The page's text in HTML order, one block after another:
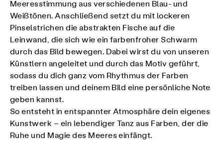
Meeresstimmung aus verschiedenen Blau- und
Weißtönen. Anschließend setzt du mit lockeren
Pinselstrichen die abstrakten Fische auf die
Leinwand, die sich wie ein farbenfroher Schwarm
durch das Bild bewegen. Dabei wirst du von unseren
Künstlern angeleitet und durch das Motiv geführt,
sodass du dich ganz vom Rhythmus der Farben
treiben lassen und deinem Bild eine persönliche Note
geben kannst.
So entsteht in entspannter Atmosphäre dein eigenes
Kunstwerk – ein lebendiger Tanz aus Farben, der die
Ruhe und Magie des Meeres einfängt.